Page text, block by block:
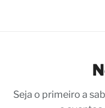
Seja o primeiro a